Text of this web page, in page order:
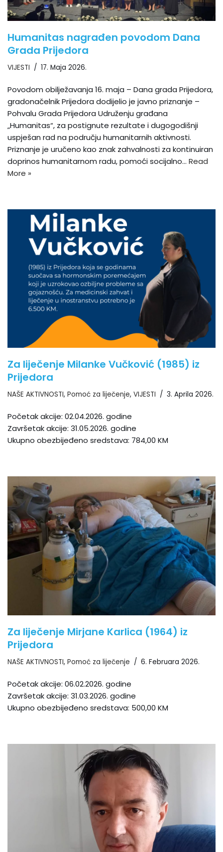
Humanitas nagrađen povodom Dana
Grada Prijedora
VIJESTI 17. Maja 2026.
Povodom obilježavanja 16. maja – Dana grada Prijedora,
gradonačelnik Prijedora dodijelio je javno priznanje –
Pohvalu Grada Prijedora Udruženju građana
„Humanitas“, za postignute rezultate i dugogodišnji
uspješan rad na području humanitarnih aktivnosti.
Priznanje je uručeno kao znak zahvalnosti za kontinuiran
doprinos humanitarnom radu, pomoći socijalno… Read
More »
Za liječenje Milanke Vučković (1985) iz
Prijedora
NAŠE AKTIVNOSTI, Pomoć za liječenje, VIJESTI 3. Aprila 2026.
Početak akcije: 02.04.2026. godine
Završetak akcije: 31.05.2026. godine
Ukupno obezbijeđeno sredstava: 784,00 KM
Za liječenje Mirjane Karlica (1964) iz
Prijedora
NAŠE AKTIVNOSTI, Pomoć za liječenje 6. Februara 2026.
Početak akcije: 06.02.2026. godine
Završetak akcije: 31.03.2026. godine
Ukupno obezbijeđeno sredstava: 500,00 KM